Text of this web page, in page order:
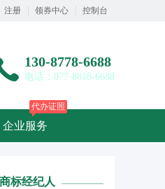
注册 领券中心 控制台
130-8778-6688
电话：077-8818-6688
企业服务
代办证照
商标经纪人